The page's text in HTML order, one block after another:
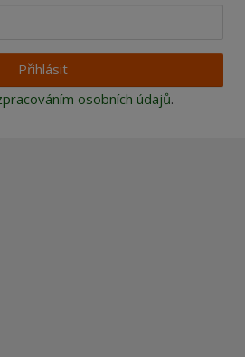
Přihlásit
osobních údajů.